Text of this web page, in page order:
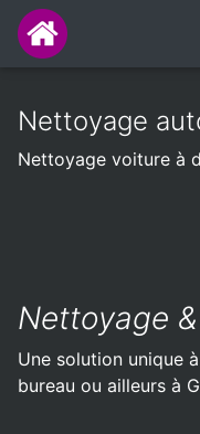
Nettoyage
Nettoyage voiture à
Nettoyage
Une solution unique
bureau ou ailleurs à